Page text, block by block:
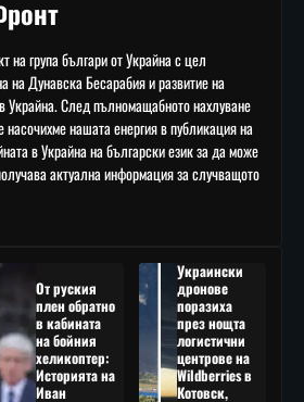
на група българи от Украйна с цел
на Дунавска Бесарабия и развитие на
Украйна. След пълномащабното нахлуване
нашата енергия в публикация на
в Украйна на български език за да може
актуална информация за случващото
От руския
плен обратно
в кабината
на бойния
хеликоптер:
Историята на
Иван
Украински
дронове
поразиха
през нощта
логистични
центрове на
Wildberries в
Котовск,